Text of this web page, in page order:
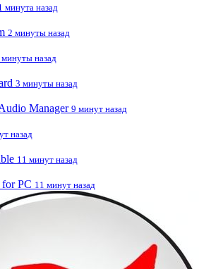
минута назад
2 минуты назад
назад
3 минуты назад
Manager 9 минут назад
назад
11 минут назад
PC 11 минут назад